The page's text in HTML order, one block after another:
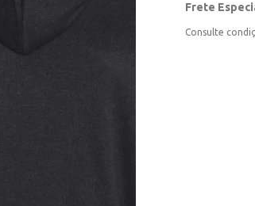
Frete
Consulte